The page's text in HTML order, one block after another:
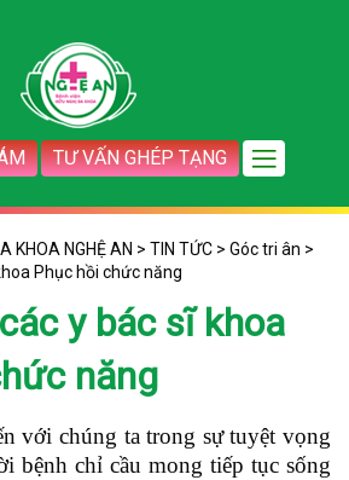
TƯ VẤN GHÉP TẠNG
KHOA NGHỆ AN > TIN TỨC > Góc tri ân >
Phục hồi chức năng
y bác sĩ khoa
năng
với chúng ta trong sự tuyệt vọng
bệnh chỉ cầu mong tiếp tục sống